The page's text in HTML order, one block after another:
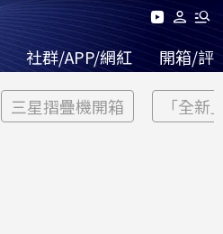
社群/APP/網紅 開箱/評
三星摺疊機開箱 「全新